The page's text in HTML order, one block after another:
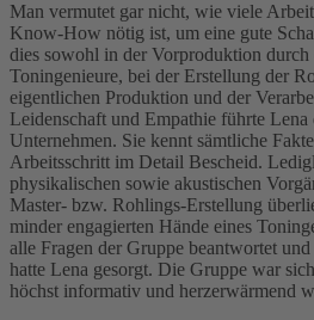
Man vermutet gar nicht, wie viele
Know-How nötig ist, um eine gute
dies sowohl in der Vorproduktion
Toningenieure, bei der Erstellung der
eigentlichen Produktion und der
Leidenschaft und Empathie führte
Unternehmen. Sie kennt sämtliche
Arbeitsschritt im Detail Bescheid.
physikalischen sowie akustischen
Master- bzw. Rohlings-Erstellung
minder engagierten Hände eines
alle Fragen der Gruppe beantwortet
hatte Lena gesorgt. Die Gruppe war
höchst informativ und herzerwärmend